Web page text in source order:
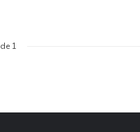
de 1